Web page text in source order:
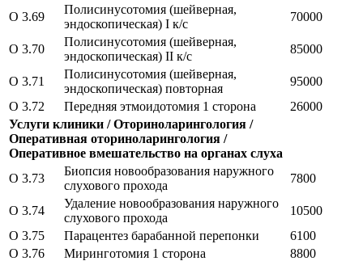
O 3.69
Полисинусотомия (шейверная,
эндоскопическая) I к/с
70000
O 3.70
Полисинусотомия (шейверная,
эндоскопическая) II к/с
85000
O 3.71
Полисинусотомия (шейверная,
эндоскопическая) повторная
95000
O 3.72
Передняя этмоидотомия 1 сторона
26000
Услуги клиники / Оториноларингология /
Оперативная оториноларингология /
Оперативное вмешательство на органах слуха
O 3.73
Биопсия новообразования наружного
слухового прохода
7800
O 3.74
Удаление новообразования наружного
слухового прохода
10500
O 3.75
Парацентез барабанной перепонки
6100
O 3.76
Миринготомия 1 сторона
8800